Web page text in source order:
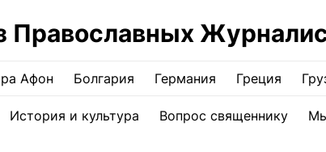
Православных
Афон Болгария Германия Греция
История и культура Вопрос священнику